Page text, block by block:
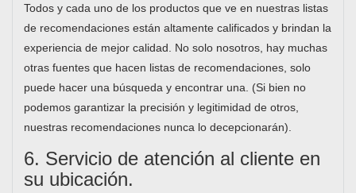
Todos y cada uno de los productos que ve en nuestras listas
de recomendaciones están altamente calificados y brindan la
experiencia de mejor calidad. No solo nosotros, hay muchas
otras fuentes que hacen listas de recomendaciones, solo
puede hacer una búsqueda y encontrar una. (Si bien no
podemos garantizar la precisión y legitimidad de otros,
nuestras recomendaciones nunca lo decepcionarán).
6. Servicio de atención al cliente en
su ubicación.